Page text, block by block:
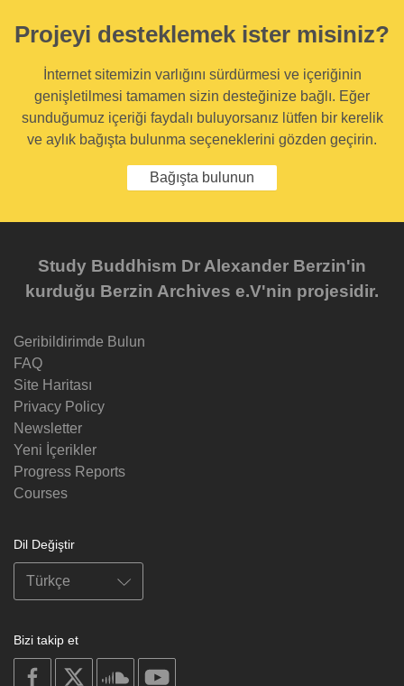
Projeyi desteklemek ister misiniz?
İnternet sitemizin varlığını sürdürmesi ve içeriğinin
genişletilmesi tamamen sizin desteğinize bağlı. Eğer
sunduğumuz içeriği faydalı buluyorsanız lütfen bir kerelik
ve aylık bağışta bulunma seçeneklerini gözden geçirin.
Bağışta bulunun
Study Buddhism Dr Alexander Berzin'in
kurduğu Berzin Archives e.V'nin projesidir.
Geribildirimde Bulun
FAQ
Site Haritası
Privacy Policy
Newsletter
Yeni İçerikler
Progress Reports
Courses
Dil Değiştir
Bizi takip et
on
facebook
soundcloud